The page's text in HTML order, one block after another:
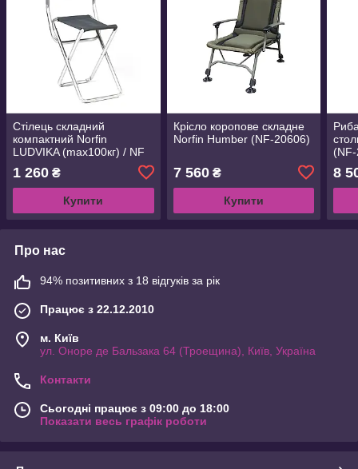
Стілець складний
компактний Norfin
LUDVIKA (max100кг) / NF
1 260 ₴
Купити
Крісло коропове складне
Norfin Humber (NF-20606)
7 560₴
Купити
8
Про нас
94% позитивних з 18 відгуків за рік
Працює з 22.12.2010
м. Київ
ул. Оноре де Бальзака 64 (Троещина), Київ, Україна
Контакти
Сьогодні працює з 09:00 до 18:00
Показати весь графік роботи